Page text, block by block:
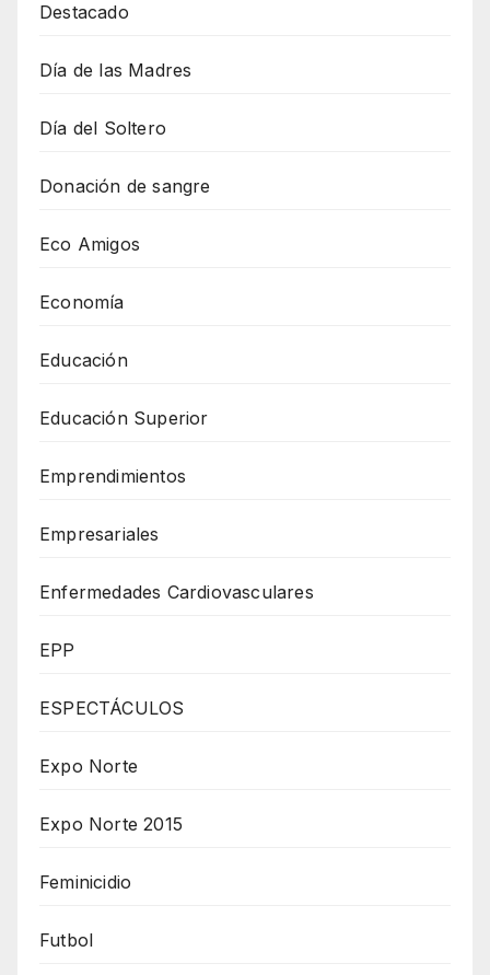
Destacado
Día de las Madres
Día del Soltero
Donación de sangre
Eco Amigos
Economía
Educación
Educación Superior
Emprendimientos
Empresariales
Enfermedades Cardiovasculares
EPP
ESPECTÁCULOS
Expo Norte
Expo Norte 2015
Feminicidio
Futbol